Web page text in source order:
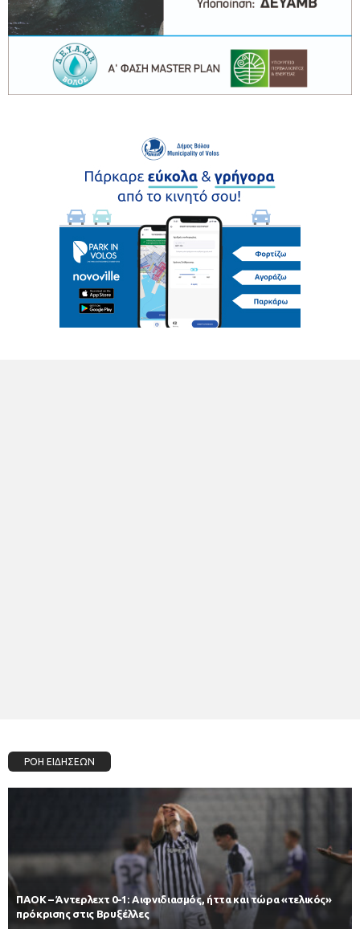
ΡΟΗ ΕΙΔΗΣΕΩΝ
ΠΑΟΚ – Άντερλεχτ 0-1: Αιφνιδιασμός, ήττα και τώρα «τελικός»
πρόκρισης στις Βρυξέλλες